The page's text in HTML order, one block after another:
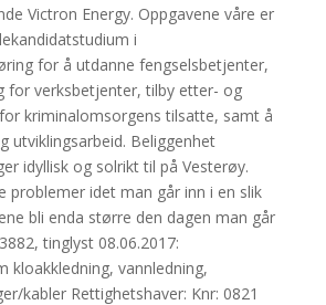
Victron Energy. Oppgavene våre er
i
for å utdanne fengselsbetjenter,
for verksbetjenter, tilby etter- og
kriminalomsorgens tilsatte, samt å
utviklingsarbeid. Beliggenhet
idyllisk og solrikt til på Vesterøy.
problemer idet man går inn i en slik
bli enda større den dagen man går
tinglyst 08.06.2017:
kloakkledning, vannledning,
kabler Rettighetshaver: Knr: 0821